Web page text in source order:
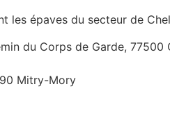
épaves du secteur de
du Corps de Garde, 77500
Mitry-Mory